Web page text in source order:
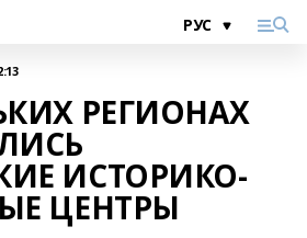
РЕГИОНАХ
ИСТОРИКО-
ЦЕНТРЫ